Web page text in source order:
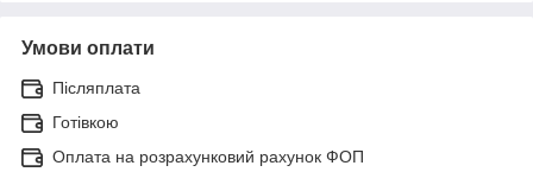
Умови оплати
Післяплата
Готівкою
Оплата на розрахунковий рахунок ФОП